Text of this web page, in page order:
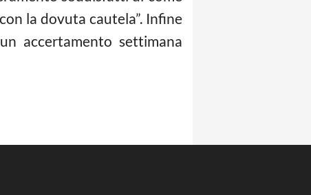
la dovuta cautela”. Infine
accertamento settimana